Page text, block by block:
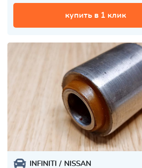
купить в 1 клик
INFINITI NISSAN